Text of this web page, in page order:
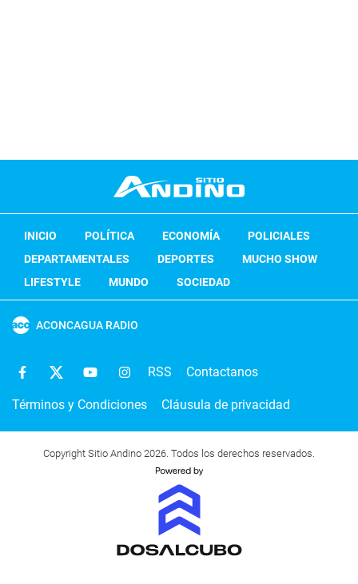
INICIO POLÍTICA ECONOMÍA
POLICIALES
DEPARTAMENTALES
DEPORTES
MUCHO SHOW
LIFESTYLE
MUNDO SOCIEDAD
ACONCAGUA RADIO
RSS Contactanos
Términos y Condiciones Cláusula de privacidad
Copyright Sitio Andino 2026. Todos los derechos reservados.